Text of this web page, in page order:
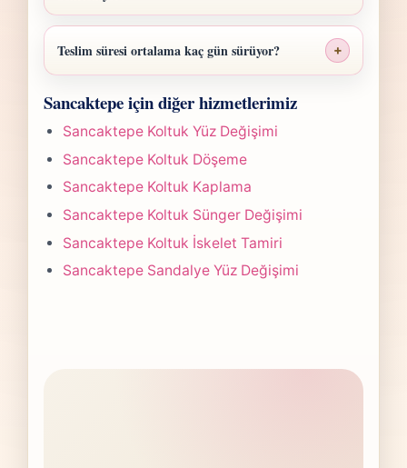
Sancaktepe Koltuk Tamiri fiyatı; ölçü,
malzeme sınıfı, işçilik yoğunluğu ve teslim
planına göre belirlenir. Fotoğraf
gönderdiğinizde hızlıca anlaşılır bir aralık
paylaşırız.
Teslim süresi ortalama kaç gün sürüyor? +
yapılan işlemin kapsamına göre değişir.
Çoğu projede 5-7 iş günü hedefiyle çalışır,
olası değişikliği önceden bildiririz.
Sancaktepe için diğer hizmetlerimiz
Sancaktepe Koltuk Yüz Değişimi
Sancaktepe Koltuk Döşeme
Sancaktepe Koltuk Kaplama
Sancaktepe Koltuk Sünger Değişimi
Sancaktepe Koltuk İskelet Tamiri
Sancaktepe Sandalye Yüz Değişimi